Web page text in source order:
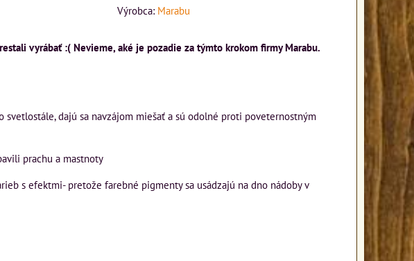
Výrobca: Marabu
vyrábať :( Nevieme, aké je pozadie za týmto krokom firmy Marabu.
dajú sa navzájom miešať a sú odolné proti poveternostným
prachu a mastnoty
s efektmi- pretože farebné pigmenty sa usádzajú na dno nádoby v